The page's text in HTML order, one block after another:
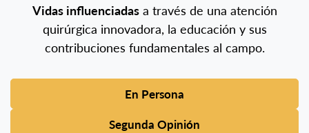
Vidas influenciadasa través de una atención
quirúrgica innovadora, la educación y sus
contribuciones fundamentales al campo.
En Persona
Segunda Opinión